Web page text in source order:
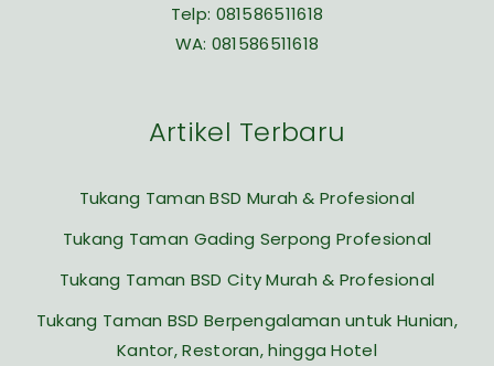
Telp: 081586511618
WA: 081586511618
Artikel Terbaru
Tukang Taman BSD Murah & Profesional
Tukang Taman Gading Serpong Profesional
Tukang Taman BSD City Murah & Profesional
Tukang Taman BSD Berpengalaman untuk Hunian,
Kantor, Restoran, hingga Hotel